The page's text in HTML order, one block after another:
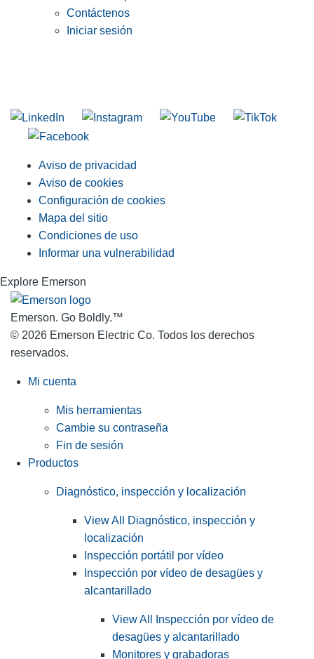
Contáctenos
Iniciar sesión
Aviso de privacidad
Aviso de cookies
Configuración de cookies
Mapa del sitio
Condiciones de uso
Informar una vulnerabilidad
Explore Emerson
Emerson. Go Boldly.™
© 2026 Emerson Electric Co. Todos los derechos
reservados.
Mi cuenta
Mis herramientas
Cambie su contraseña
Fin de sesión
Productos
Diagnóstico, inspección y localización
View All Diagnóstico, inspección y
localización
Inspección portátil por vídeo
Inspección por vídeo de desagües y
alcantarillado
View All Inspección por vídeo de
desagües y alcantarillado
Monitores y grabadoras